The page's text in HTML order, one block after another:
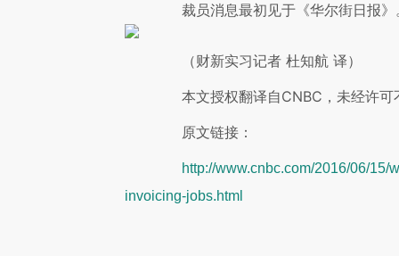
裁员消息最初见于《华尔街日报》
（财新实习记者 杜知航 译）
本文授权翻译自CNBC，未经许可
原文链接：
http://www.cnbc.com/2016/06/15/
invoicing-jobs.html